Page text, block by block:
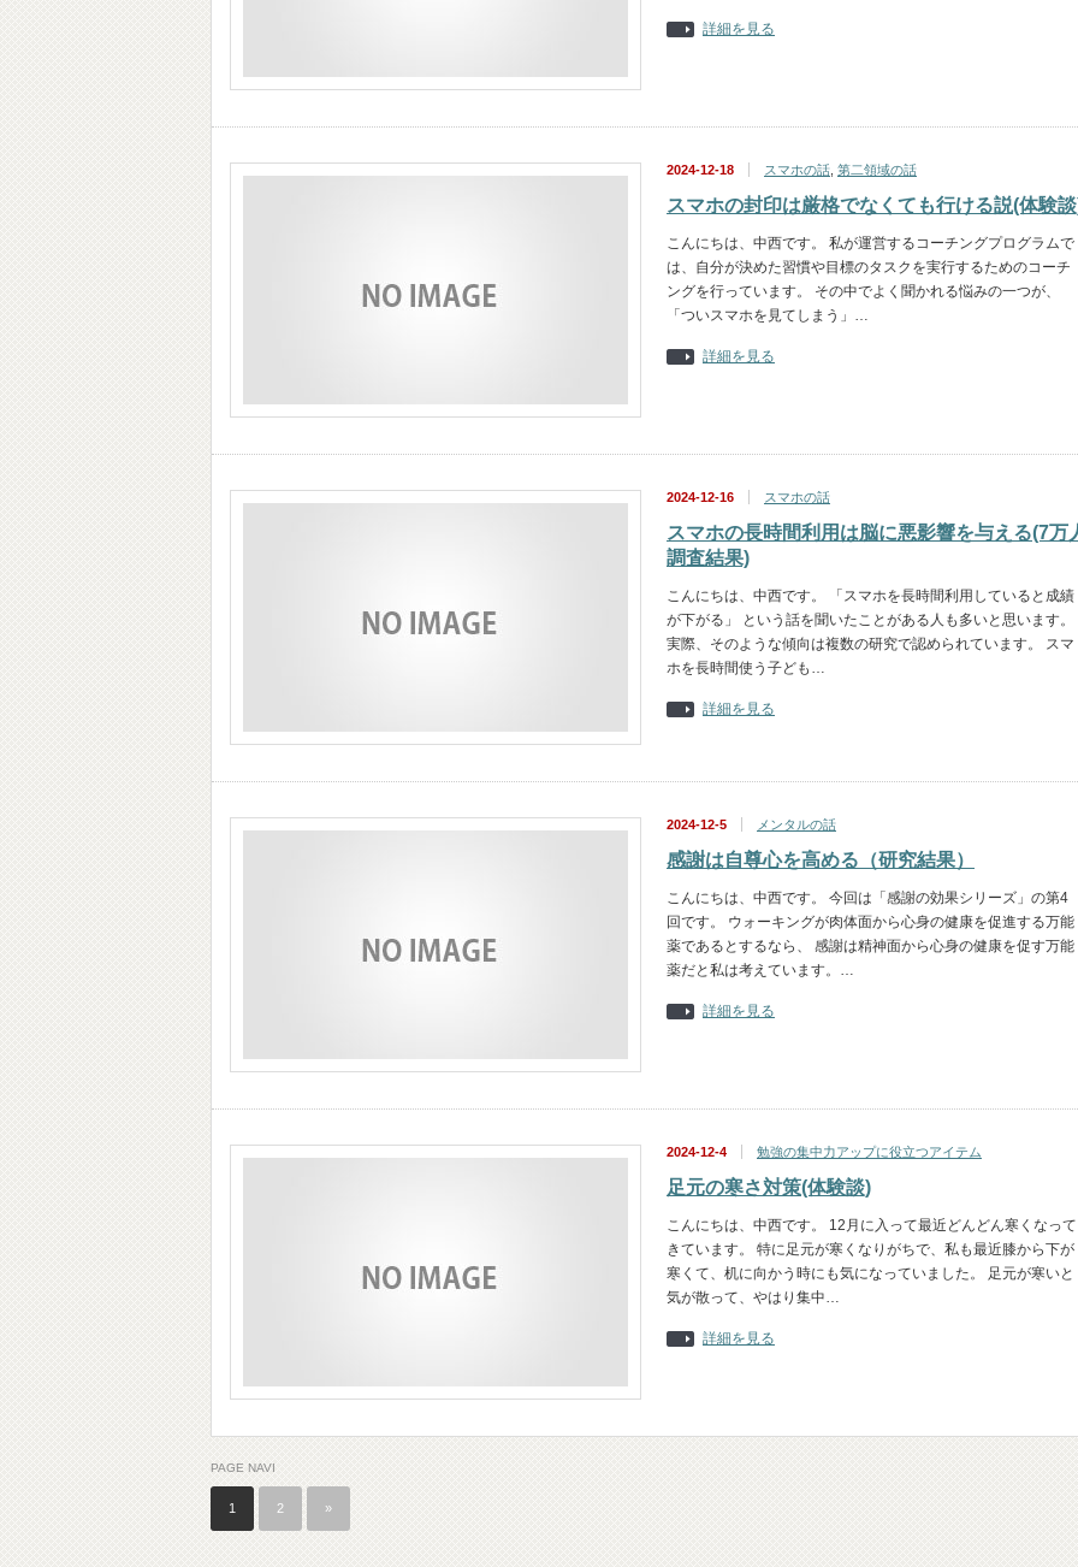
詳細を見る
2024-12-18 スマホの話 第二領域の話
スマホの封印は厳格でなくても行ける説(体験
こんにちは、中西です。 私が運営するコーチングプログラムで
は、自分が決めた習慣や目標のタスクを実行するためのコーチ
ングを行っています。 その中でよく聞かれる悩みの一つが、
「ついスマホを見てしまう」…
詳細を見る
2024-12-16 スマホの話
スマホの長時間利用は脳に悪影響を与える(7万
調査結果)
こんにちは、中西です。 「スマホを長時間利用していると成績
が下がる」 という話を聞いたことがある人も多いと思います。
実際、そのような傾向は複数の研究で認められています。 スマ
ホを長時間使う子ども…
詳細を見る
2024-12-5 メンタルの話
感謝は自尊心を高める（研究結果）
こんにちは、中西です。 今回は「感謝の効果シリーズ」の第4
回です。 ウォーキングが肉体面から心身の健康を促進する万能
薬であるとするなら、 感謝は精神面から心身の健康を促す万能
薬だと私は考えています。…
詳細を見る
2024-12-4 勉強の集中力アップに役立つアイテム
足元の寒さ対策(体験談)
こんにちは、中西です。 12月に入って最近どんどん寒くなって
きています。 特に足元が寒くなりがちで、私も最近膝から下が
寒くて、机に向かう時にも気になっていました。 足元が寒いと
気が散って、やはり集中…
詳細を見る
PAGE NAVI
1 2 »